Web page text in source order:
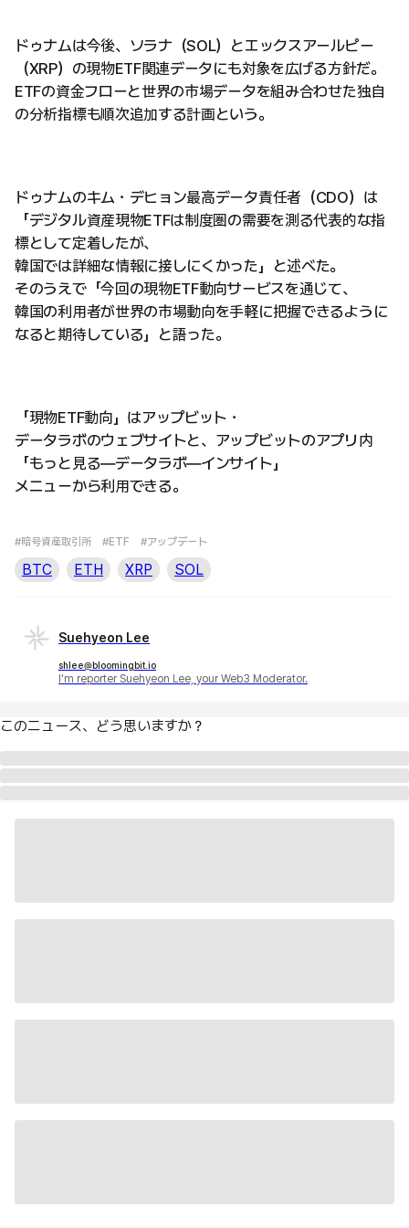
ドゥナムは今後、ソラナ（SOL）とエックスアールピー
（XRP）の現物ETF関連データにも対象を広げる方針だ。
ETFの資金フローと世界の市場データを組み合わせた独自
の分析指標も順次追加する計画という。
ドゥナムのキム・デヒョン最高データ責任者（CDO）は
「デジタル資産現物ETFは制度圏の需要を測る代表的な指
標として定着したが、
韓国では詳細な情報に接しにくかった」と述べた。
そのうえで「今回の現物ETF動向サービスを通じて、
韓国の利用者が世界の市場動向を手軽に把握できるように
なると期待している」と語った。
「現物ETF動向」はアップビット・
データラボのウェブサイトと、アップビットのアプリ内
「もっと見る―データラボ―インサイト」
メニューから利用できる。
#暗号資産取引所 #ETF #アップデート
BTC ETH XRP SOL
Suehyeon Lee
shlee@bloomingbit.io
I'm reporter Suehyeon Lee, your Web3 Moderator.
このニュース、どう思いますか？